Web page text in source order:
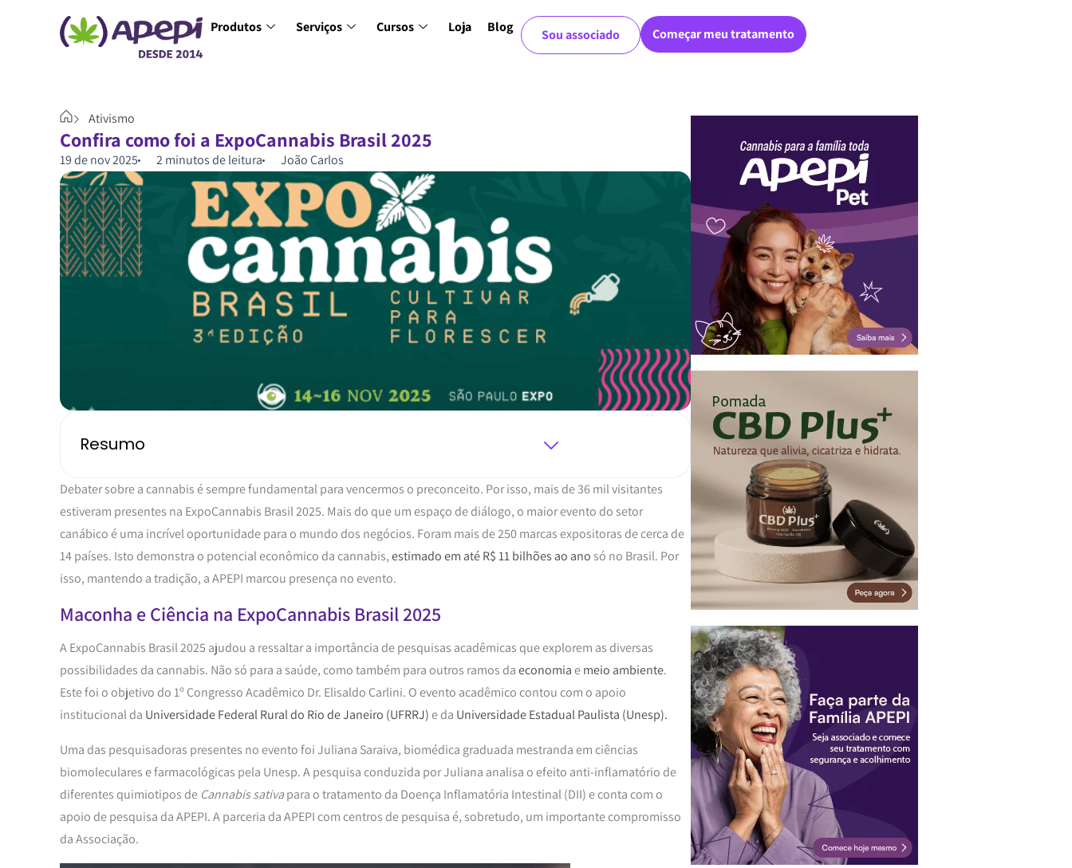
Produtos Serviços Cursos Loja Blog Sou associado Começar meu tratamento
Ativismo
Confira como foi a ExpoCannabis Brasil 2025
19 de nov 2025 2 minutos de leitura João Carlos
Resumo
Debater sobre a cannabis é sempre fundamental para vencermos o preconceito. Por isso, mais de 36 mil visitantes
estiveram presentes na ExpoCannabis Brasil 2025. Mais do que um espaço de diálogo, o maior evento do setor
canábico é uma incrível oportunidade para o mundo dos negócios. Foram mais de 250 marcas expositoras de cerca de
14 países. Isto demonstra o potencial econômico da cannabis,estimado em até R$ 11 bilhões ao ano só no Brasil. Por
isso, mantendo a tradição, a APEPI marcou presença no evento.
Maconha e Ciência na ExpoCannabis Brasil 2025
A ExpoCannabis Brasil 2025 ajudou a ressaltar a importância de pesquisas acadêmicas que explorem as diversas
possibilidades da cannabis. Não só para a saúde, como também para outros ramos daeconomiaemeio ambiente.
Este foi o objetivo do 1º Congresso Acadêmico Dr. Elisaldo Carlini. O evento acadêmico contou com o apoio
institucional da Universidade Federal Rural do Rio de Janeiro (UFRRJ)e da Universidade Estadual Paulista (Unesp).
Uma das pesquisadoras presentes no evento foi Juliana Saraiva, biomédica graduada mestranda em ciências
biomoleculares e farmacológicas pela Unesp. A pesquisa conduzida por Juliana analisa o efeito anti-inflamatório de
diferentes quimiotipos de Cannabis sativapara o tratamento da Doença Inflamatória Intestinal (DII) e conta com o
apoio de pesquisa da APEPI. A parceria da APEPI com centros de pesquisa é, sobretudo, um importante compromisso
da Associação.